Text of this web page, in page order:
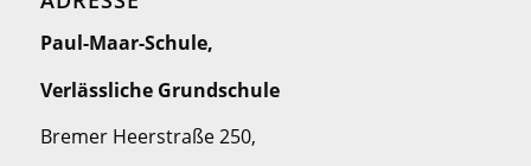
Paul-Maar-Schule,
Verlässliche Grundschule
Bremer Heerstraße 250,